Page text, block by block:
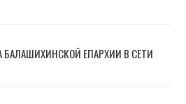
ЕПАРХИИ В СЕТИ